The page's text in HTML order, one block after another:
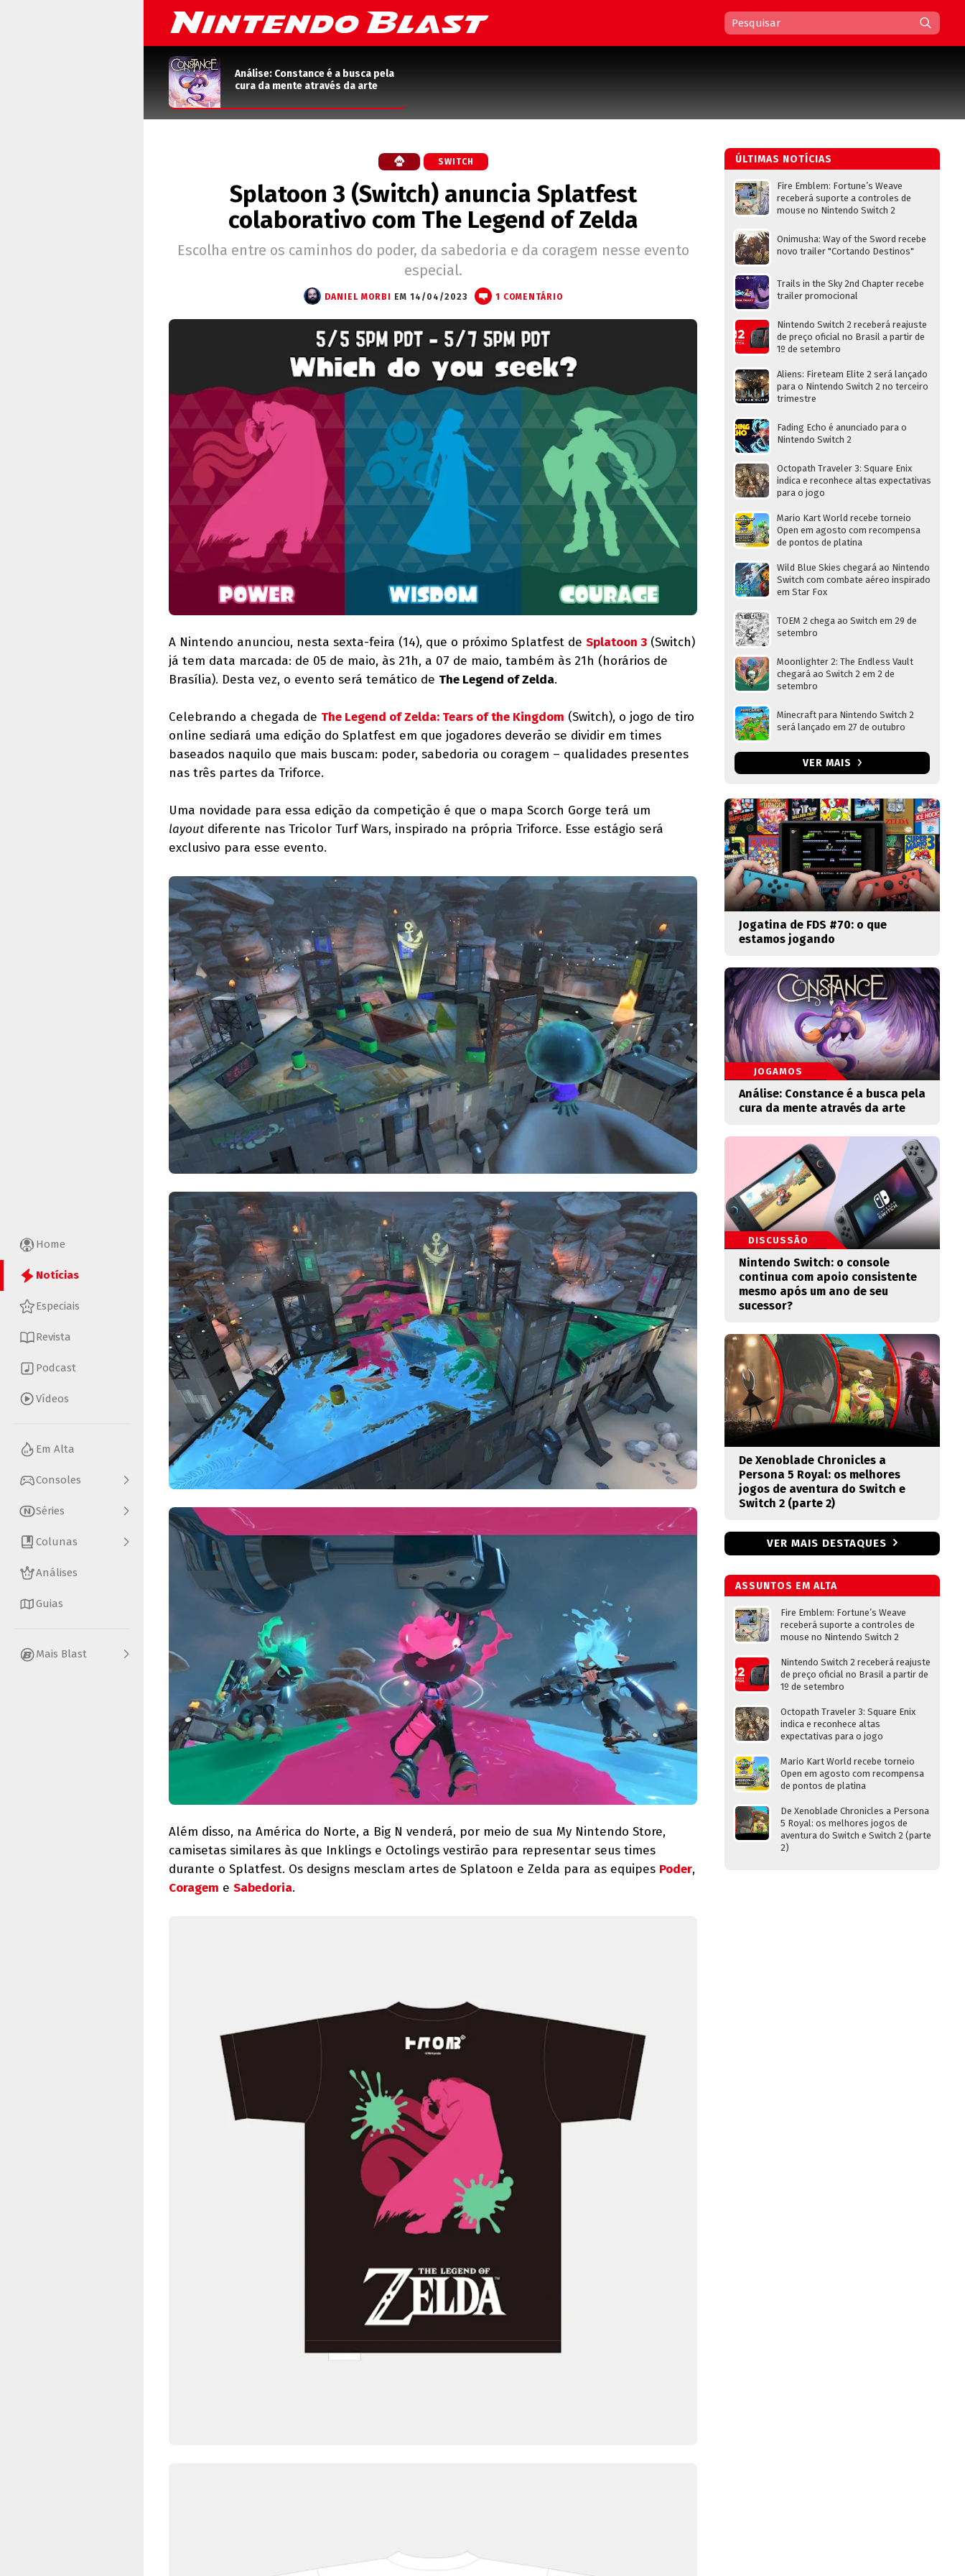
Home
Notícias
Especiais
Revista
Podcast
Vídeos
Em Alta
Consoles
Séries
Colunas
Análises
Guias
Mais Blast
Análise: Constance é a busca pela
cura da mente através da arte
SWITCH
Splatoon 3 (Switch) anuncia Splatfest
colaborativo com The Legend of Zelda
Escolha entre os caminhos do poder, da sabedoria e da coragem nesse evento
especial.
DANIEL MORBI EM 14/04/2023 1 COMENTÁRIO
A Nintendo anunciou, nesta sexta-feira (14), que o próximo Splatfest de Splatoon 3 (Switch)
já tem data marcada: de 05 de maio, às 21h, a 07 de maio, também às 21h (horários de
Brasília). Desta vez, o evento será temático de The Legend of Zelda.
Celebrando a chegada de The Legend of Zelda: Tears of the Kingdom (Switch), o jogo de tiro
online sediará uma edição do Splatfest em que jogadores deverão se dividir em times
baseados naquilo que mais buscam: poder, sabedoria ou coragem – qualidades presentes
nas três partes da Triforce.
Uma novidade para essa edição da competição é que o mapa Scorch Gorge terá um
layout diferente nas Tricolor Turf Wars, inspirado na própria Triforce. Esse estágio será
exclusivo para esse evento.
Além disso, na América do Norte, a Big N venderá, por meio de sua My Nintendo Store,
camisetas similares às que Inklings e Octolings vestirão para representar seus times
durante o Splatfest. Os designs mesclam artes de Splatoon e Zelda para as equipes Poder,
Coragem e Sabedoria.
ÚLTIMAS NOTÍCIAS
Fire Emblem: Fortune’s Weave
receberá suporte a controles de
mouse no Nintendo Switch 2
Onimusha: Way of the Sword recebe
novo trailer "Cortando Destinos"
Trails in the Sky 2nd Chapter recebe
trailer promocional
Nintendo Switch 2 receberá reajuste
de preço oficial no Brasil a partir de
1º de setembro
Aliens: Fireteam Elite 2 será lançado
para o Nintendo Switch 2 no terceiro
trimestre
Fading Echo é anunciado para o
Nintendo Switch 2
Octopath Traveler 3: Square Enix
indica e reconhece altas expectativas
para o jogo
Mario Kart World recebe torneio
Open em agosto com recompensa
de pontos de platina
Wild Blue Skies chegará ao Nintendo
Switch com combate aéreo inspirado
em Star Fox
TOEM 2 chega ao Switch em 29 de
setembro
Moonlighter 2: The Endless Vault
chegará ao Switch 2 em 2 de
setembro
Minecraft para Nintendo Switch 2
será lançado em 27 de outubro
VER MAIS
Jogatina de FDS #70: o que
estamos jogando
JOGAMOS
Análise: Constance é a busca pela
cura da mente através da arte
DISCUSSÃO
Nintendo Switch: o console
continua com apoio consistente
mesmo após um ano de seu
sucessor?
De Xenoblade Chronicles a
Persona 5 Royal: os melhores
jogos de aventura do Switch e
Switch 2 (parte 2)
VER MAIS DESTAQUES
ASSUNTOS EM ALTA
Fire Emblem: Fortune’s Weave
receberá suporte a controles de
mouse no Nintendo Switch 2
Nintendo Switch 2 receberá reajuste
de preço oficial no Brasil a partir de
1º de setembro
Octopath Traveler 3: Square Enix
indica e reconhece altas
expectativas para o jogo
Mario Kart World recebe torneio
Open em agosto com recompensa
de pontos de platina
De Xenoblade Chronicles a Persona
5 Royal: os melhores jogos de
aventura do Switch e Switch 2 (parte
2)